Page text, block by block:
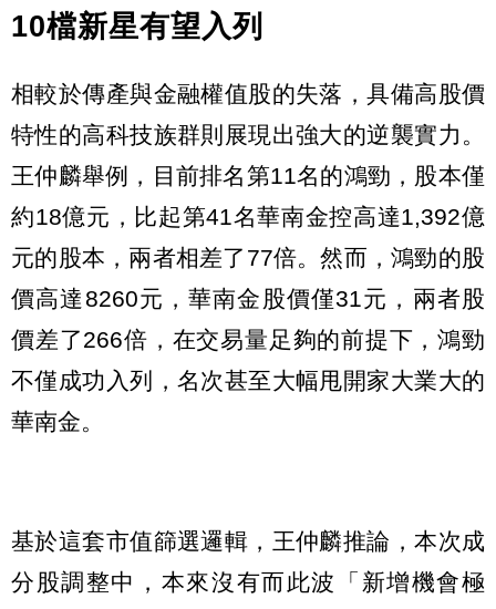
10檔新星有望入列
相較於傳產與金融權值股的失落，具備高股價
特性的高科技族群則展現出強大的逆襲實力。
王仲麟舉例，目前排名第11名的鴻勁，股本僅
約18億元，比起第41名華南金控高達1,392億
元的股本，兩者相差了77倍。然而，鴻勁的股
價高達8260元，華南金股價僅31元，兩者股
價差了266倍，在交易量足夠的前提下，鴻勁
不僅成功入列，名次甚至大幅甩開家大業大的
華南金。
基於這套市值篩選邏輯，王仲麟推論，本次成
分股調整中，本來沒有而此波「新增機會極